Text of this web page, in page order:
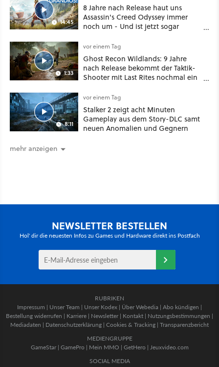
14:45
8 Jahre nach Release haut uns
Assassin's Creed Odyssey immer
noch um - Und ist jetzt sogar
1:33
vor einem Tag
Ghost Recon Wildlands: 9 Jahre
nach Release bekommt der Taktik-
Shooter mit Last Rites nochmal ein
8:11
vor einem Tag
Stalker 2 zeigt acht Minuten
Gameplay aus dem Story-DLC samt
neuen Anomalien und Gegnern
mehr anzeigen
NEWSLETTER BESTELLEN
Hol' dir die neuesten Infos zu Games und Hardware direkt ins Postfach
RUBRIKEN
Impressum | Unser Team | Unser Kodex | Über Webedia | Abo kündigen |
Bestellung widerrufen | Karriere | Newsletter | Kontakt | Nutzungsbestimmungen |
Mediadaten | Datenschutzerklärung | Cookies & Tracking | Transparenzbericht
MEDIENGRUPPE
GameStar| GamePro | Mein MMO | GetHero | Jeuxvideo.com
SOCIAL MEDIA